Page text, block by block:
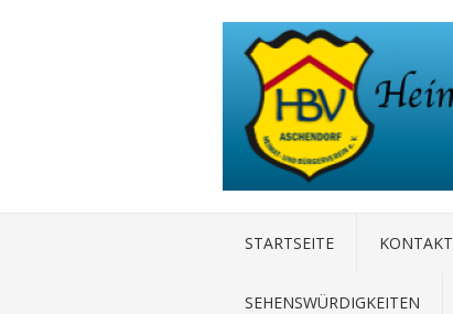
STARTSEITE KONTAKT
SEHENSWÜRDIGKEITEN